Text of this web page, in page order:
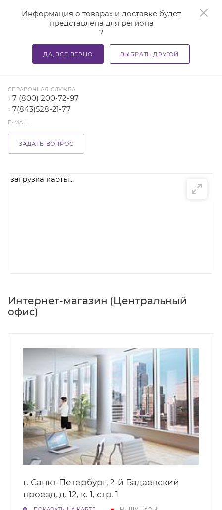
Информация о товарах и доставке будет
представлена для региона
?
ДА, ВСЕ ВЕРНО ВЫБРАТЬ ДРУГОЙ
-Выбрать Город-
СПРАВОЧНАЯ СЛУЖБА
+7 (800) 200-72-97
+7(843)528-21-77
E-MAIL
ЗАДАТЬ ВОПРОС
загрузка карты...
Интернет-магазин (Центральный
офис)
г. Санкт-Петербург, 2-й Бадаевский
проезд, д. 12, к. 1, стр. 1